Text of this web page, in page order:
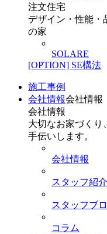
注文住宅
デザイン・性能・
の家
SOLARE
[OPTION] SE構法
施工事例
会社情報会社情報
会社情報
大切なお家づくり
手伝いします。
会社情報
スタッフ紹介
スタッフブ
コラム